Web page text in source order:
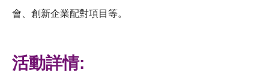
會、創新企業配對項目等。
活動詳情: